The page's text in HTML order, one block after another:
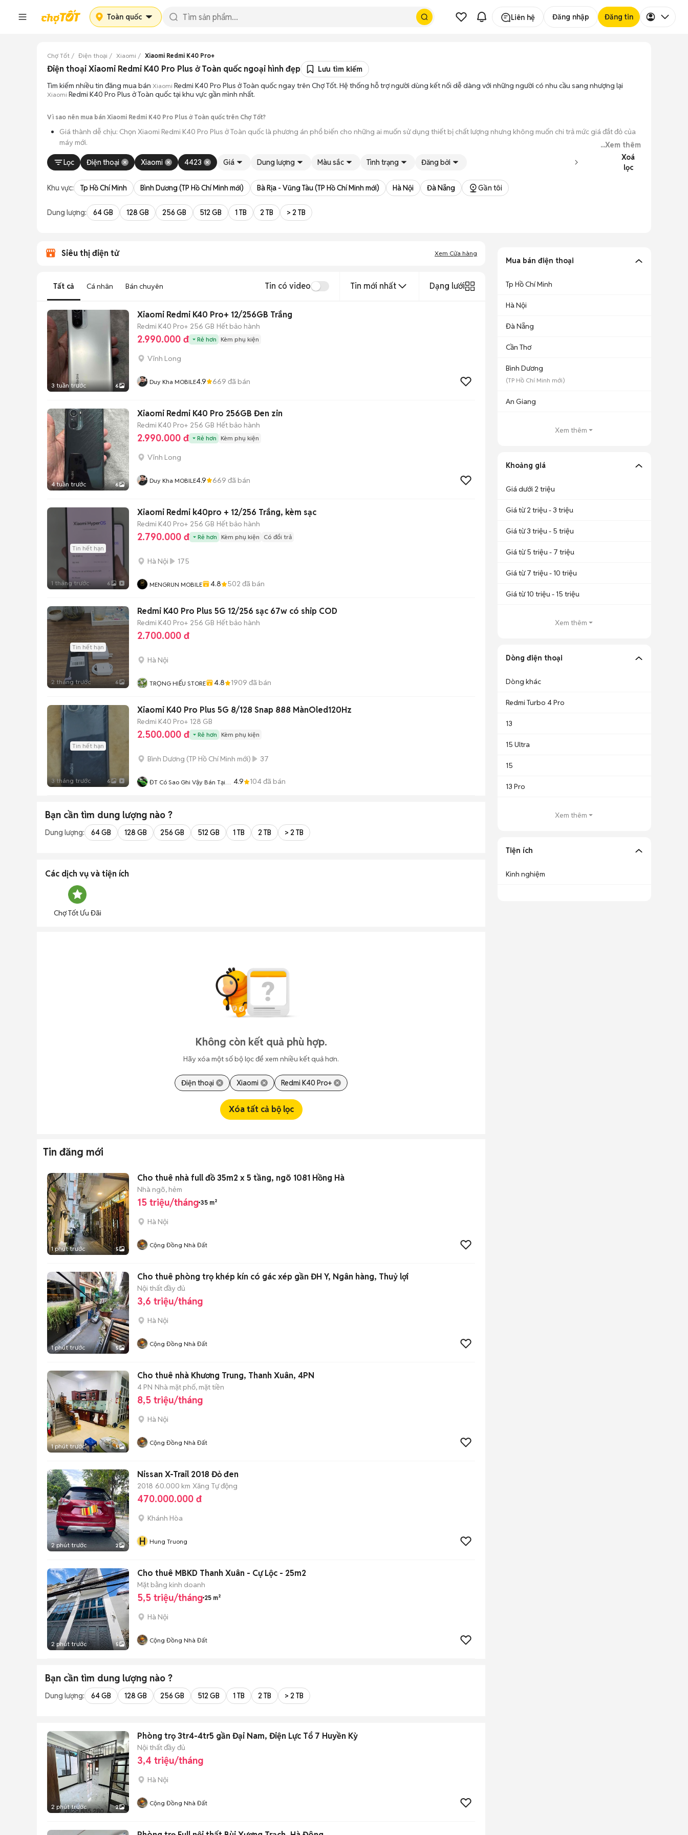
Toàn quốc Liên hệ Đăng nhập Đăng tin
Chợ Tốt Điện thoại Xiaomi Xiaomi Redmi K40 Pro+
Điện thoại Xiaomi Redmi K40 Pro Plus ở Toàn quốc ngoại hình đẹp
Lưu tìm kiếm
Tìm kiếm nhiều tin đăng mua bán Xiaomi Redmi K40 Pro Plus ở Toàn quốc ngay trên Chợ Tốt. Hệ thống hỗ trợ người dùng kết nối dễ dàng với những người có nhu cầu sang nhượng lại
Xiaomi Redmi K40 Pro Plus ở Toàn quốc tại khu vực gần mình nhất.
Vì sao nên mua bán Xiaomi Redmi K40 Pro Plus ở Toàn quốc trên Chợ Tốt?
Giá thành dễ chịu: Chọn Xiaomi Redmi K40 Pro Plus ở Toàn quốc là phương án phổ biến cho những ai muốn sử dụng thiết bị chất lượng nhưng không muốn chi trả mức giá đắt đỏ của
máy mới.
Đa dạng người bán: Bạn có thể tìm Xiaomi Redmi K40 Pro Plus ở Toàn quốc từ người dùng cá nhân thanh lý hoặc cửa hàng, với đầy đủ các phiên bản dung lượng và màu sắc.
Tiết kiệm thời gian: Quy trình trao đổi trực tiếp, không qua các bước chờ đợi vận chuyển rườm rà, tiền trao cháo múc ngay khi kiểm tra xong.
...Xem thêm
Lọc
Điện thoại Xiaomi 4423 Giá Dung lượng Màu sắc Tình trạng Đăng bởi
Xoá
lọc
Khu vực: Tp Hồ Chí Minh Bình Dương (TP Hồ Chí Minh mới) Bà Rịa - Vũng Tàu (TP Hồ Chí Minh mới) Hà Nội Đà Nẵng Gần tôi
Dung lượng: 64 GB 128 GB 256 GB 512 GB 1 TB 2 TB > 2 TB
Siêu thị điện tử Xem Cửa hàng
Tất cả Cá nhân Bán chuyên Tin có video Tin mới nhất Dạng lưới
3 tuần trước 6
Xiaomi Redmi K40 Pro+ 12/256GB Trắng
Redmi K40 Pro+ 256 GB Hết bảo hành
2.990.000 đ Rẻ hơn Kèm phụ kiện
Vĩnh Long
Duy Kha MOBILE4.9 669 đã bán
4 tuần trước 6
Xiaomi Redmi K40 Pro 256GB Đen zin
Redmi K40 Pro+ 256 GB Hết bảo hành
2.990.000 đ Rẻ hơn Kèm phụ kiện
Vĩnh Long
Duy Kha MOBILE4.9 669 đã bán
Tin hết hạn
1 tháng trước 6
Xiaomi Redmi k40pro + 12/256 Trắng, kèm sạc
Redmi K40 Pro+ 256 GB Hết bảo hành
2.790.000 đ Rẻ hơn Kèm phụ kiện Có đổi trả
Hà Nội 175
MENGRUN MOBILE 4.8 502 đã bán
Tin hết hạn
2 tháng trước 6
Redmi K40 Pro Plus 5G 12/256 sạc 67w có ship COD
Redmi K40 Pro+ 256 GB Hết bảo hành
2.700.000 đ
Hà Nội
TRỌNG HIẾU STORE 4.8 1909 đã bán
Tin hết hạn
3 tháng trước 6
Xiaomi K40 Pro Plus 5G 8/128 Snap 888 MànOled120Hz
Redmi K40 Pro+ 128 GB
2.500.000 đ Rẻ hơn Kèm phụ kiện
Bình Dương (TP Hồ Chí Minh mới) 37
ĐT Có Sao Ghi Vậy Bán Tại
4.9 104đã bán
Bạn cần tìm dung lượng nào ?
Dung lượng: 64 GB 128 GB 256 GB 512 GB 1 TB 2 TB > 2 TB
Các dịch vụ và tiện ích
Chợ Tốt Ưu Đãi
Không còn kết quả phù hợp.
Hãy xóa một số bộ lọc để xem nhiều kết quả hơn.
Điện thoại Xiaomi Redmi K40 Pro+
Xóa tất cả bộ lọc
Tin đăng mới
1 phút trước 5
Cho thuê nhà full đồ 35m2 x 5 tầng, ngõ 1081 Hồng Hà
Nhà ngõ, hẻm
15 triệu/tháng 35 m²
Hà Nội
Cộng Đồng Nhà Đất
1 phút trước 5
Cho thuê phòng trọ khép kín có gác xép gần ĐH Y, Ngân hàng, Thuỷ lợi
Nội thất đầy đủ
3,6 triệu/tháng
Hà Nội
Cộng Đồng Nhà Đất
1 phút trước 5
Cho thuê nhà Khương Trung, Thanh Xuân, 4PN
4 PN Nhà mặt phố, mặt tiền
8,5 triệu/tháng
Hà Nội
Cộng Đồng Nhà Đất
2 phút trước 2
Nissan X-Trail 2018 Đỏ đen
2018 60.000 km Xăng Tự động
470.000.000 đ
Khánh Hòa
H Hung Truong
2 phút trước 5
Cho thuê MBKD Thanh Xuân - Cự Lộc - 25m2
Mặt bằng kinh doanh
5,5 triệu/tháng 25 m²
Hà Nội
Cộng Đồng Nhà Đất
Bạn cần tìm dung lượng nào ?
Dung lượng: 64 GB 128 GB 256 GB 512 GB 1 TB 2 TB > 2 TB
2 phút trước 2
Phòng trọ 3tr4-4tr5 gần Đại Nam, Điện Lực Tổ 7 Huyền Kỳ
Nội thất đầy đủ
3,4 triệu/tháng
Hà Nội
Cộng Đồng Nhà Đất
Mua bán điện thoại
Tp Hồ Chí Minh
Hà Nội
Đà Nẵng
Cần Thơ
Bình Dương
(TP Hồ Chí Minh mới)
An Giang
Xem thêm
Khoảng giá
Giá dưới 2 triệu
Giá từ 2 triệu - 3 triệu
Giá từ 3 triệu - 5 triệu
Giá từ 5 triệu - 7 triệu
Giá từ 7 triệu - 10 triệu
Giá từ 10 triệu - 15 triệu
Xem thêm
Dòng điện thoại
Dòng khác
Redmi Turbo 4 Pro
13
15 Ultra
15
13 Pro
Xem thêm
Tiện ích
Kinh nghiệm